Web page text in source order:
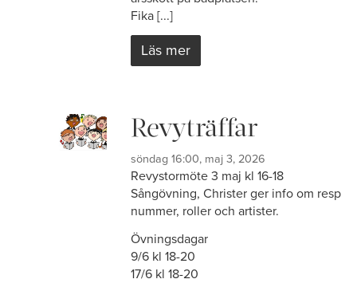
Fika [...]
Läs mer
Revyträffar
söndag 16:00, maj 3, 2026
Revystormöte 3 maj kl 16-18
Sångövning, Christer ger info om resp
nummer, roller och artister.
Övningsdagar
9/6 kl 18-20
17/6 kl 18-20